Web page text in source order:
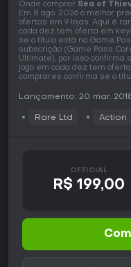
Onde comprar Sea of
Em 8 ago. 2026 o melhor
ofertas em 9 lojas. Aqui é
cada dez tem oferta em
se o título está no Game
subscrição (Game Pass
Ultimate), por isso confirma
jogo em cada dez tem
comprares confirma se o
Lançamento: 20 mar.
Rare Ltd Action
OFFICIAL
R$ 199,00